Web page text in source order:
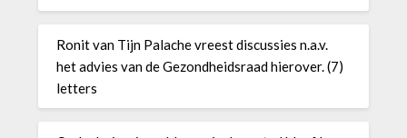
Ronit van Tijn Palache vreest discussies n.a.v.
het advies van de Gezondheidsraad hierover. (7)
letters